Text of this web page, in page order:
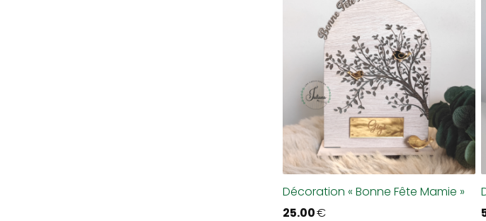
Décoration « Bonne Fête Mamie »
25.00€